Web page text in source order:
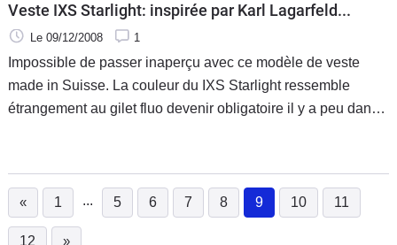
Veste IXS Starlight: inspirée par Karl Lagarfeld...
Le 09/12/2008 1
Impossible de passer inaperçu avec ce modèle de veste
made in Suisse. La couleur du IXS Starlight ressemble
étrangement au gilet fluo devenir obligatoire il y a peu dans
« 1 ... 5 6 7 8 9
(current)
10 11
12 »